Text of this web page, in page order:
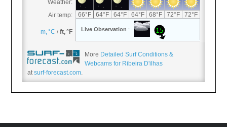
More Detailed Surf Conditions &
Webcams for Ribeira D'ilhas
atsurf-forecast.com.